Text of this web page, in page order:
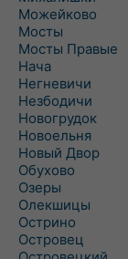
Можейково
Мосты
Мосты Правые
Нача
Негневичи
Незбодичи
Новогрудок
Новоельня
Новый Двор
Обухово
Озеры
Олекшицы
Острино
Островец